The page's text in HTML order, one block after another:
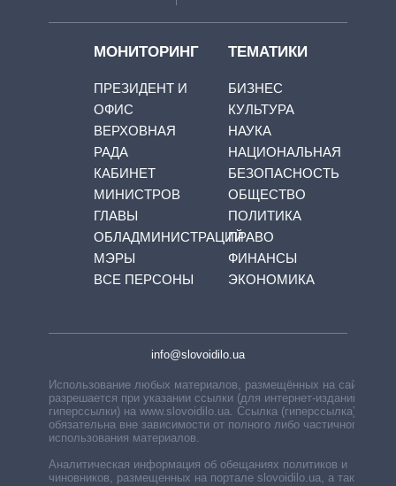
МОНИТОРИНГ
ПРЕЗИДЕНТ И
ОФИС
ВЕРХОВНАЯ
РАДА
КАБИНЕТ
МИНИСТРОВ
ГЛАВЫ
ОБЛАДМИНИСТРАЦИЙ
МЭРЫ
ВСЕ ПЕРСОНЫ
ТЕМАТИКИ
БИЗНЕС
КУЛЬТУРА
НАУКА
НАЦИОНАЛЬНАЯ
БЕЗОПАСНОСТЬ
ОБЩЕСТВО
ПОЛИТИКА
ПРАВО
ФИНАНСЫ
ЭКОНОМИКА
info@slovoidilo.ua
Использование любых материалов, размещённых на сайте,
разрешается при указании ссылки (для интернет-изданий —
гиперссылки) на www.slovoidilo.ua. Ссылка (гиперссылка)
обязательна вне зависимости от полного либо частичного
использования материалов.
Аналитическая информация об обещаниях политиков и
чиновников, размещенных на портале slovoidilo.ua, а также